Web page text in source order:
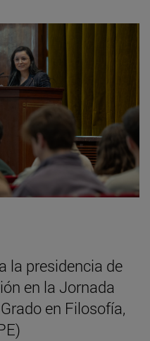
la presidencia de
en la Jornada
en Filosofía,